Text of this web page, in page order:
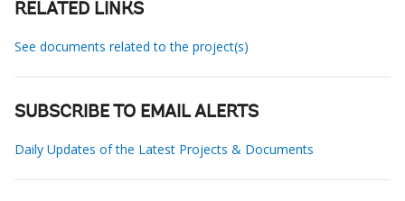
RELATED LINKS
See documents related to the project(s)
SUBSCRIBE TO EMAIL ALERTS
Daily Updates of the Latest Projects & Documents